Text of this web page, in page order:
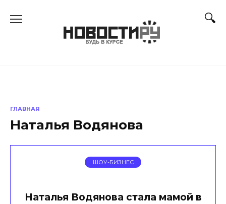
ГЛАВНАЯ
Наталья Водянова
ШОУ-БИЗНЕС
Наталья Водянова стала мамой в